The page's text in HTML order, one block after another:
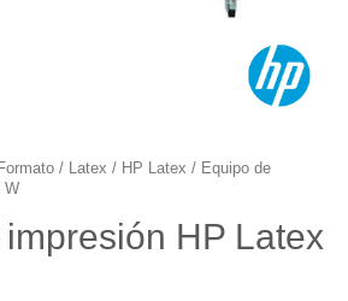
/ Latex / HP Latex / Equipo de
W
HP Latex